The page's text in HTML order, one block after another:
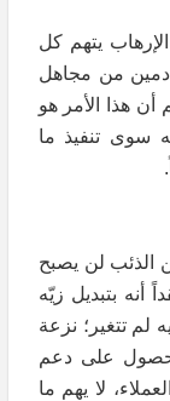
يتهم كل
من مجاهل
أن هذا الأمر هو
سوى تنفيذ ما
الذئب لن يصبح
أنه بتبديل زيّه
لم تتغير؛ نزعة
على دعم
لا يهم ما